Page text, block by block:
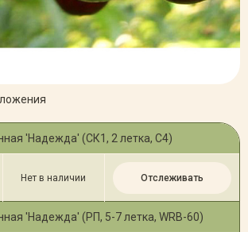
'Надежда' (СК1, 2 летка, С4)
Нет в наличии Отслеживать
'Надежда' (РП, 5-7 летка, WRB-60)